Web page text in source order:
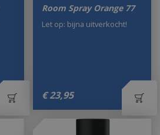
Room Spray Orange 77
€ 23,95
Let op: bijna uitverkocht!